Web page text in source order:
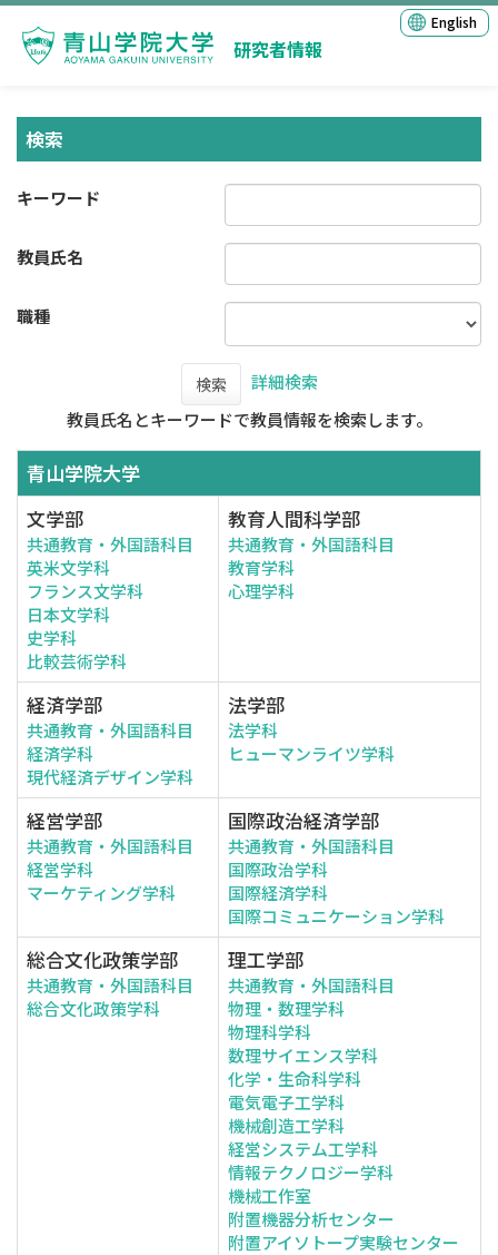
研究者情報
English
検索
キーワード
教員氏名
職種
検索
詳細検索
教員氏名とキーワードで教員情報を検索します。
青山学院大学
文学部
共通教育・外国語科目
英米文学科
フランス文学科
日本文学科
史学科
比較芸術学科
教育人間科学部
共通教育・外国語科目
教育学科
心理学科
経済学部
共通教育・外国語科目
経済学科
現代経済デザイン学科
法学部
法学科
ヒューマンライツ学科
経営学部
共通教育・外国語科目
経営学科
マーケティング学科
国際政治経済学部
共通教育・外国語科目
国際政治学科
国際経済学科
国際コミュニケーション学科
総合文化政策学部
共通教育・外国語科目
総合文化政策学科
理工学部
共通教育・外国語科目
物理・数理学科
物理科学科
数理サイエンス学科
化学・生命科学科
電気電子工学科
機械創造工学科
経営システム工学科
情報テクノロジー学科
機械工作室
附置機器分析センター
附置アイソトープ実験センター